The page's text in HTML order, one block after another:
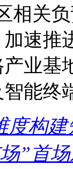
相关
速推
业基
能终
度构
”首